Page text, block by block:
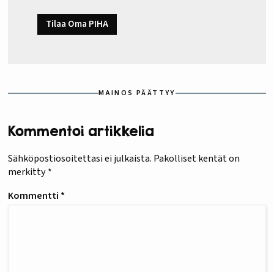
Tilaa Oma PIHA
MAINOS PÄÄTTYY
Kommentoi artikkelia
Sähköpostiosoitettasi ei julkaista. Pakolliset kentät on
merkitty*
Kommentti *